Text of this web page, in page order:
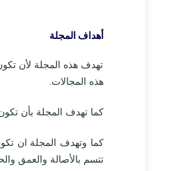
أهداف المجلة
تهدف هذه المجلة لأن
هذه المجالات.
كما تهدف المجلة بأن
كما وتهدف المجلة ان تكون
تتسم بالأصالة والعمق